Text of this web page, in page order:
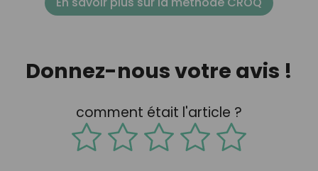
Donnez-nous votre avis !
comment était l'article ?